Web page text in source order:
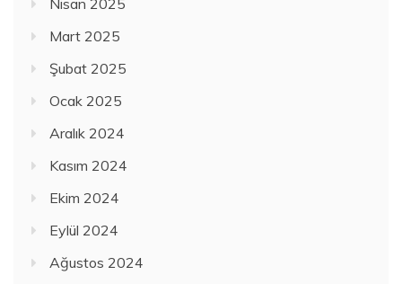
Mart 2025
Şubat 2025
Ocak 2025
Aralık 2024
Kasım 2024
Ekim 2024
Eylül 2024
Ağustos 2024